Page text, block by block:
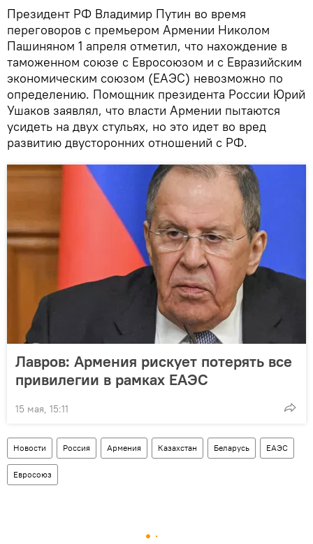
Президент РФ Владимир Путин во время
переговоров с премьером Армении Николом
Пашиняном 1 апреля отметил, что нахождение в
таможенном союзе с Евросоюзом и с Евразийским
экономическим союзом (ЕАЭС) невозможно по
определению. Помощник президента России Юрий
Ушаков заявлял, что власти Армении пытаются
усидеть на двух стульях, но это идет во вред
развитию двусторонних отношений с РФ.
Лавров: Армения рискует потерять все
привилегии в рамках ЕАЭС
15 мая, 15:11
Новости Россия Армения Казахстан Беларусь ЕАЭС
Евросоюз